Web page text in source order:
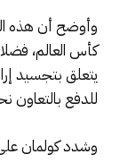
وأوضح أن هذه
كأس العالم،
يتعلق بتجسيد
للدفع بالتعاون
وشدد كولمان على